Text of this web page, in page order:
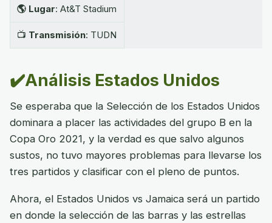
🌎 Lugar: At&T Stadium
📺 Transmisión: TUDN
✔️Análisis Estados Unidos
Se esperaba que la Selección de los Estados Unidos
dominara a placer las actividades del grupo B en la
Copa Oro 2021, y la verdad es que salvo algunos
sustos, no tuvo mayores problemas para llevarse los
tres partidos y clasificar con el pleno de puntos.
Ahora, el Estados Unidos vs Jamaica será un partido
en donde la selección de las barras y las estrellas